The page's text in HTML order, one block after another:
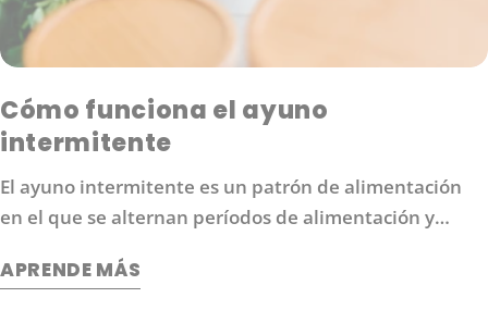
Cómo funciona el ayuno
intermitente
El ayuno intermitente es un patrón de alimentación
en el que se alternan períodos de alimentación y
moderado incluyen el ayuno 16/8 (16 horas sin comida
APRENDE MÁS